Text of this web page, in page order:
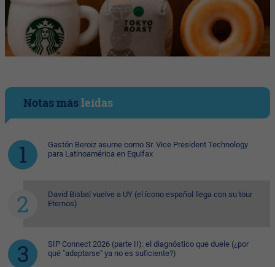
Notas másleídas
Gastón Beroiz asume como Sr. Vice President Technology
para Latinoamérica en Equifax
David Bisbal vuelve a UY (el ícono español llega con su tour
Eternos)
SIP Connect 2026 (parte II): el diagnóstico que duele (¿por
qué "adaptarse" ya no es suficiente?)